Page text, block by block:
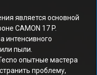
является основной
CAMON 17 P.
интенсивного
пыли.
опытные мастера
проблему,